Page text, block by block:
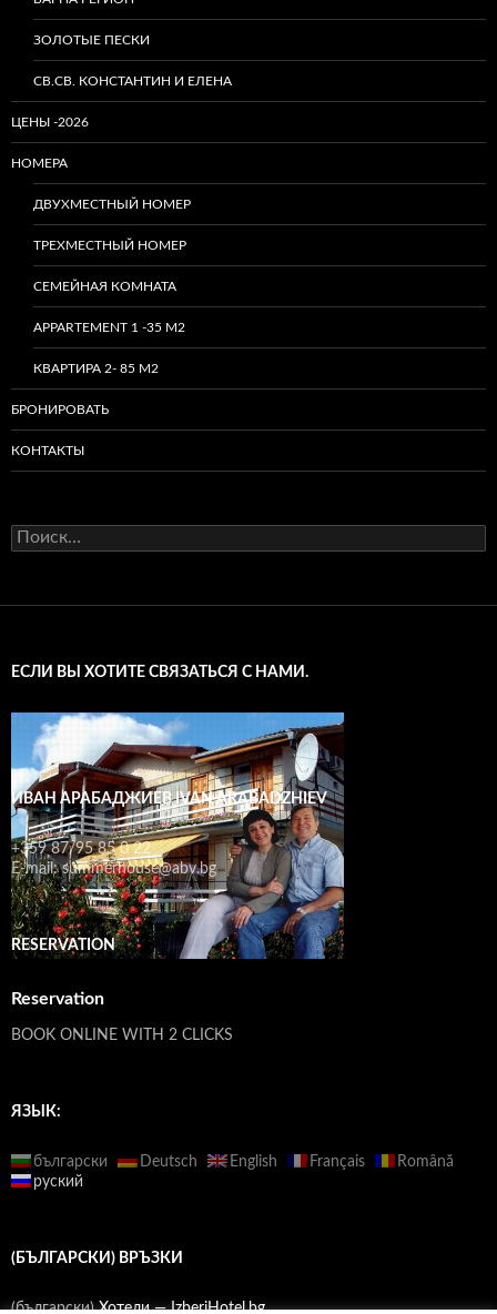
ЗОЛОТЫЕ ПЕСКИ
СВ.СВ. КОНСТАНТИН И ЕЛЕНА
ЦЕНЬI -2026
НОМЕРА
ДВУХМЕСТНЫЙ НОМЕР
ТРЕХМЕСТНЫЙ НОМЕР
СЕМЕЙНАЯ КОМНАТА
APPARTEMENT 1 -35 M2
КВАРТИРА 2- 85 М2
БРОНИРОВАТЬ
КОНТАКТЬI
Найти:
ЕСЛИ ВЫ ХОТИТЕ СВЯЗАТЬСЯ С НАМИ.
ИВАН АРАБАДЖИЕВ IVAN ARABADZHIEV
+359 87/95 85 0 22
E-mail: summerhouse@abv.bg
RESERVATION
Reservation
BOOK ONLINE WITH 2 CLICKS
ЯЗЫК:
български Deutsch English Français
Română
руский
(БЪЛГАРСКИ) ВРЪЗКИ
(български)Хотели — IzberiHotel.bg